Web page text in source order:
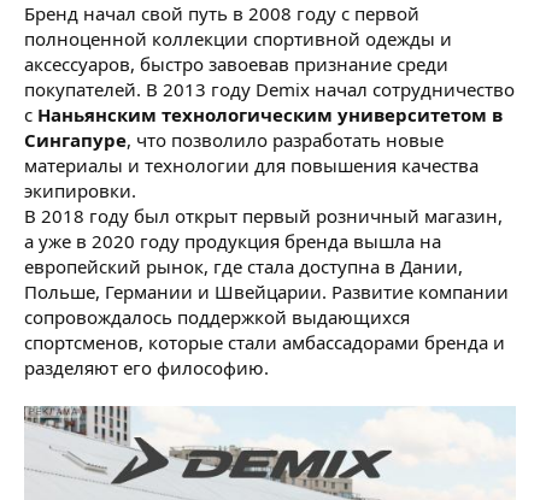
Бренд начал свой путь в 2008 году с первой
полноценной коллекции спортивной одежды и
аксессуаров, быстро завоевав признание среди
покупателей. В 2013 году Demix начал сотрудничество
с Наньянским технологическим университетом в
Сингапуре, что позволило разработать новые
материалы и технологии для повышения качества
экипировки.
В 2018 году был открыт первый розничный магазин,
а уже в 2020 году продукция бренда вышла на
европейский рынок, где стала доступна в Дании,
Польше, Германии и Швейцарии. Развитие компании
сопровождалось поддержкой выдающихся
спортсменов, которые стали амбассадорами бренда и
разделяют его философию.